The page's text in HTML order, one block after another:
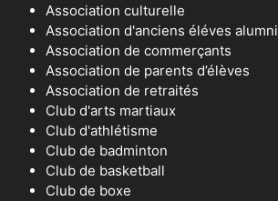
Association culturelle
Association d'anciens éléves alumni
Association de commerçants
Association de parents d’élèves
Association de retraités
Club d'arts martiaux
Club d'athlétisme
Club de badminton
Club de basketball
Club de boxe